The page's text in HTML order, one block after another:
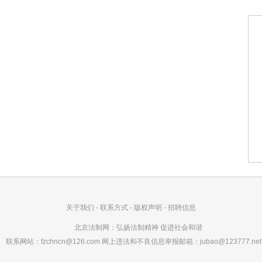
关于我们 - 联系方式 - 版权声明 - 招聘信息
北京法制网：弘扬法制精神 促进社会和谐
网站：fzchncn@126.com 网上违法和不良信息举报邮箱：